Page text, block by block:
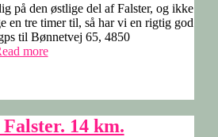
på den østlige del af Falster, og ikke
en tre timer til, så har vi en rigtig god
til Bønnetvej 65, 4850
more“Hesnæs,
14 km.